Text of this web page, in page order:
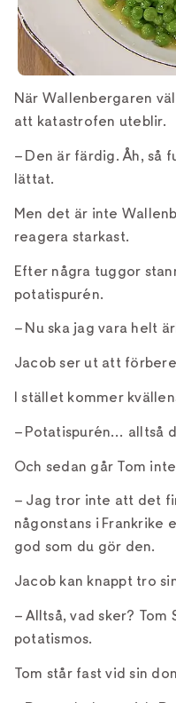
När Wallenbergaren
att katastrofen uteblir.
– Den är färdig. Åh, så
lättat.
Men det är inte
reagera starkast.
Efter några tuggor
potatispurén.
– Nu ska jag vara helt
Jacob ser ut att
I stället kommer
– Potatispurén… alltså
Och sedan går Tom
– Jag tror inte att det
någonstans i Frankrike
god som du gör den.
Jacob kan knappt tro
– Alltså, vad sker?
potatismos.
Tom står fast vid sin